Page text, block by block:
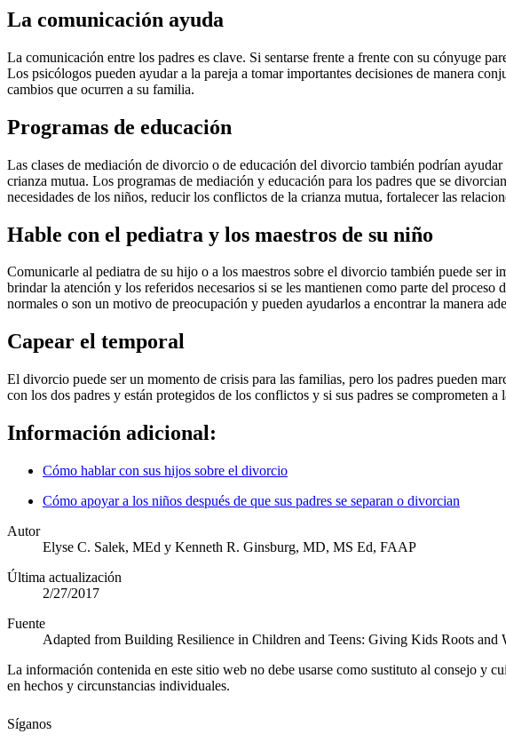
La comunicación ayuda
La comunicación entre los padres es clave. Si sentarse frente a frente con su cónyuge
Los psicólogos pueden ayudar a la pareja a tomar importantes decisiones de manera
cambios que ocurren a su familia.
Programas de educación
Las clases de mediación de divorcio o de educación del divorcio también podrían
crianza mutua. Los programas de mediación y educación para los padres que se
necesidades de los niños, reducir los conflictos de la crianza mutua, fortalecer las
Hable con el pediatra y los maestros de su niño
Comunicarle al pediatra de su hijo o a los maestros sobre el divorcio también puede ser
brindar la atención y los referidos necesarios si se les mantienen como parte del
normales o son un motivo de preocupación y pueden ayudarlos a encontrar la manera
Capear el temporal
El divorcio puede ser un momento de crisis para las familias, pero los padres pueden
con los dos padres y están protegidos de los conflictos y si sus padres se comprometen
Información adicional:
Cómo hablar con sus hijos sobre el divorcio
Cómo apoyar a los niños después de que sus padres se separan o divorcian
Autor
Elyse C. Salek, MEd y Kenneth R. Ginsburg, MD, MS Ed, FAAP
Última actualización
2/27/2017
Fuente
Adapted from Building Resilience in Children and Teens: Giving Kids Roots
La información contenida en este sitio web no debe usarse como sustituto al consejo y
en hechos y circunstancias individuales.
Síganos